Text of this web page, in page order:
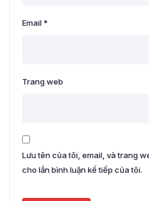
Email*
Trang web
Lưu tên của tôi, email, và trang
cho lần bình luận kế tiếp của tôi.